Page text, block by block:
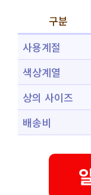
구분
사용계절
색상계열
상의 사이즈
배송비